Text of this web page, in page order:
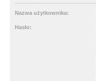
Nazwa użytkownika:
Hasło: